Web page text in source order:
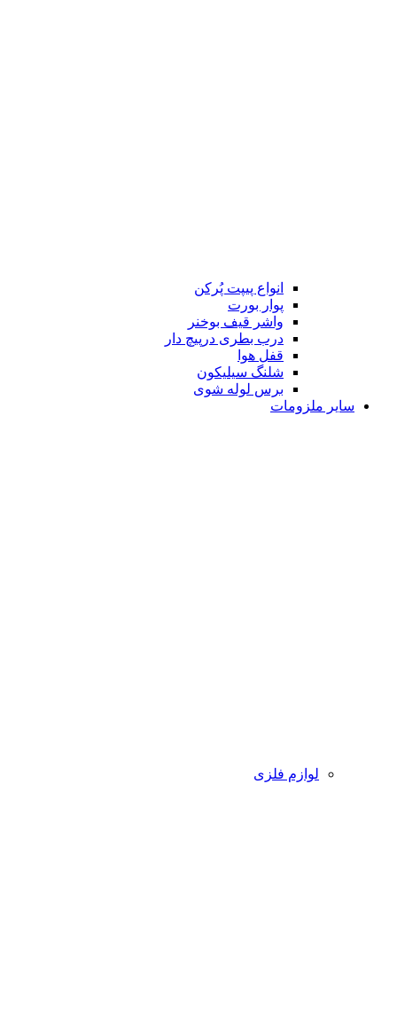
انواع پیپت پُرکن
پوار بورت
واشر قیف بوخنر
درب بطری درپیچ دار
قفل هوا
شلنگ سیلیکون
برس لوله شوی
سایر ملزومات
لوازم فلزی